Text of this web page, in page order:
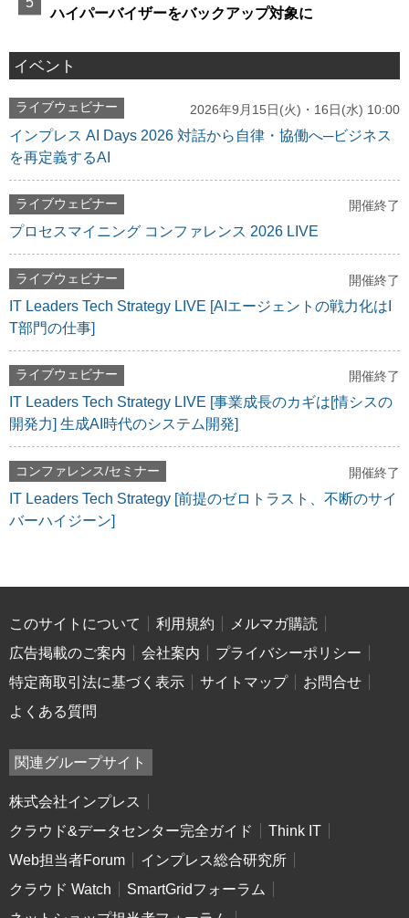
ハイパーバイザーをバックアップ対象に
イベント
ライブウェビナー 2026年9月15日(火)・16日(水) 10:00
インプレス AI Days 2026 対話から自律・協働へ─ビジネス
を再定義するAI
ライブウェビナー 開催終了
プロセスマイニング コンファレンス 2026 LIVE
ライブウェビナー 開催終了
IT Leaders Tech Strategy LIVE [AIエージェントの戦力化はI
T部門の仕事]
ライブウェビナー 開催終了
IT Leaders Tech Strategy LIVE [事業成長のカギは[情シスの
開発力] 生成AI時代のシステム開発]
コンファレンス/セミナー 開催終了
IT Leaders Tech Strategy [前提のゼロトラスト、不断のサイ
バーハイジーン]
このサイトについて 利用規約
メルマガ購読
広告掲載のご案内
会社案内
プライバシーポリシー
特定商取引法に基づく表示
サイトマップ
お問合せ
よくある質問
関連グループサイト
株式会社インプレス
クラウド&データセンター完全ガイド
Think IT
Web担当者Forum
インプレス総合研究所
クラウド Watch
SmartGridフォーラム